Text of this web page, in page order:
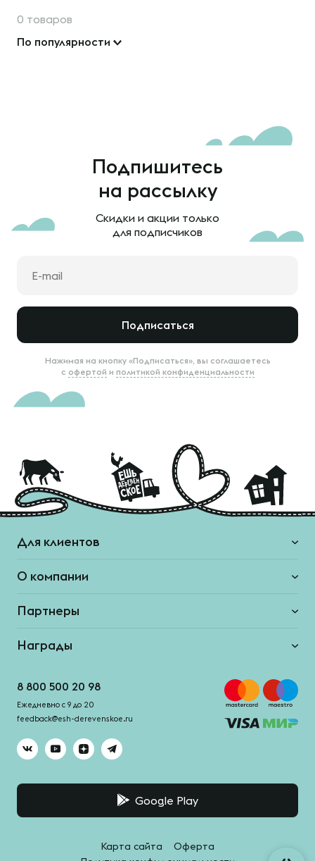
0 товаров
По популярности
Подпишитесь
на рассылку
Скидки и акции только
для подписчиков
Подписаться
Нажимая на кнопку «Подписаться», вы соглашаетесь
с офертой и политикой конфиденциальности
Для клиентов
О компании
Партнеры
Награды
8 800 500 20 98
Ежедневно с 9 до 20
feedback@esh-derevenskoe.ru
Google Play
Карта сайта
Оферта